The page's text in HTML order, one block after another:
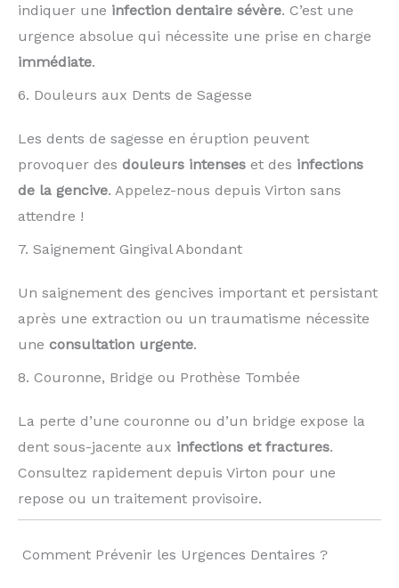
indiquer une infection dentaire sévère. C’est une
urgence absolue qui nécessite une prise en charge
immédiate.
6. Douleurs aux Dents de Sagesse
Les dents de sagesse en éruption peuvent
provoquer des douleurs intenses et des infections
de la gencive. Appelez-nous depuis Virton sans
attendre !
7. Saignement Gingival Abondant
Un saignement des gencives important et persistant
après une extraction ou un traumatisme nécessite
une consultation urgente.
8. Couronne, Bridge ou Prothèse Tombée
La perte d’une couronne ou d’un bridge expose la
dent sous-jacente aux infections et fractures.
Consultez rapidement depuis Virton pour une
repose ou un traitement provisoire.
️ Comment Prévenir les Urgences Dentaires ?